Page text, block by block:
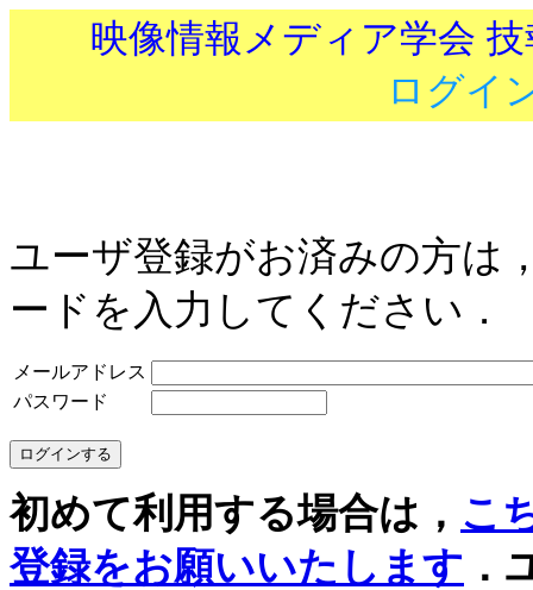
映像情報メディア学会
ログイ
ユーザ登録がお済みの方は
ードを入力してください．
メールアドレス
パスワード
初めて利用する場合は， こ
登録をお願いいたします ．